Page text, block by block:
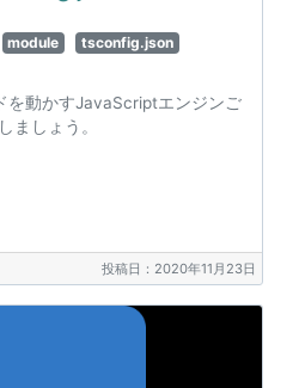
module
tsconfig.json
を動かすJavaScriptエンジンご
ましょう。
投稿日：2020年11月23日